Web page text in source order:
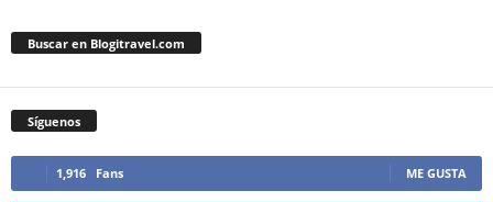
Buscar en Blogitravel.com
Síguenos
1,916 Fans ME GUSTA